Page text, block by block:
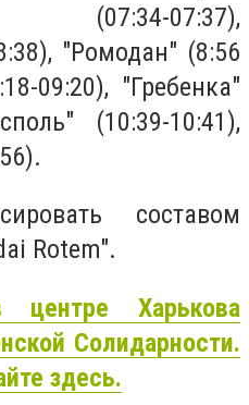
(07:34-07:37),
"Ромодан" (8:56
09:20), "Гребенка"
(10:39-10:41),
составом
Rotem".
Харькова
Солидарности.
здесь.